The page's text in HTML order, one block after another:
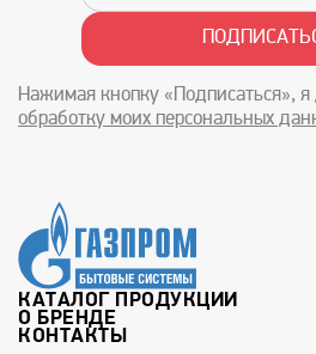
Нажимая кнопку «Подписаться»,
обработку моих персональных
КАТАЛОГ ПРОДУКЦИИ
О БРЕНДЕ
КОНТАКТЫ